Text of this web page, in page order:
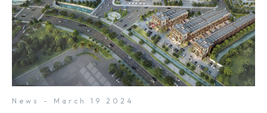
News - March 19 2024